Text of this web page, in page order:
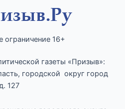
ограничение 16+
газеты «Призыв»:
городской округ город
127